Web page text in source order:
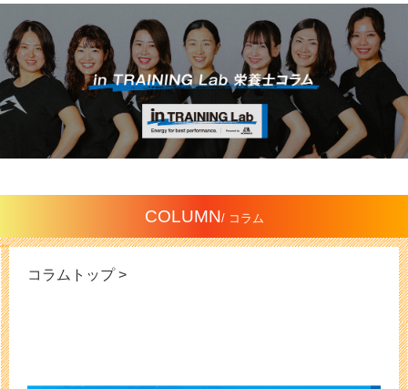
COLUMN/ コラム
コラムトップ >